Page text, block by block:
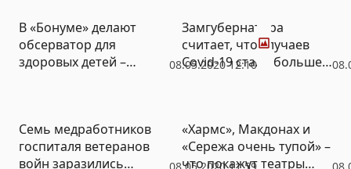
08.05.2020 12:10
В «Бонуме» делают
обсерватор для
здоровых детей –
Фото
Замгубернатора
считает, что случаев
Covid-19 стало больше
Семь медработников
госпиталя ветеранов
войн заразились
«Хармс», Макдонах и
«Сережа очень тупой» –
что покажут театры